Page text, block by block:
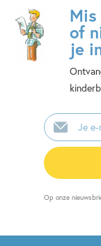
of
je
E-
mailadres
Op onze